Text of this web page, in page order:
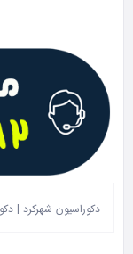
دکوراسیون شهرکرد |